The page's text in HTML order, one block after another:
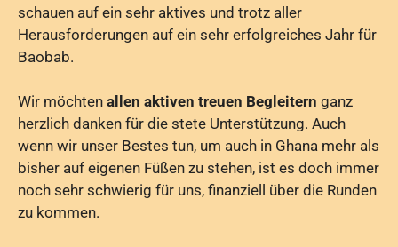
schauen auf ein sehr aktives und trotz aller
Herausforderungen auf ein sehr erfolgreiches Jahr für
Baobab.
Wir möchten allen aktiven treuen Begleitern ganz
herzlich danken für die stete Unterstützung. Auch
wenn wir unser Bestes tun, um auch in Ghana mehr als
bisher auf eigenen Füßen zu stehen, ist es doch immer
noch sehr schwierig für uns, finanziell über die Runden
zu kommen.